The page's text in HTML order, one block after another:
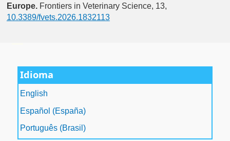
Europe. Frontiers in Veterinary Science, 13,
10.3389/fvets.2026.1832113
Idioma
English
Español (España)
Português (Brasil)